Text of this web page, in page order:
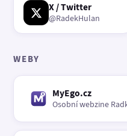
X / Twitter
@RadekHulan
WEBY
MyEgo.cz
Osobní webzine